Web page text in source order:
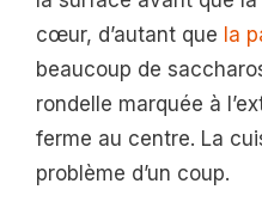
cœur, d’autant que la
beaucoup de
rondelle marquée à
ferme au centre. La
problème d’un coup.